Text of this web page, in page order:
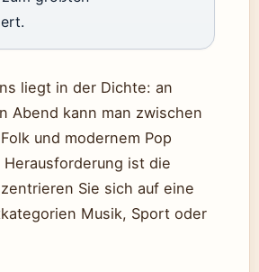
liegt in der Dichte: an
Abend kann man zwischen
und modernem Pop
ist die
Sie sich auf eine
Musik, Sport oder